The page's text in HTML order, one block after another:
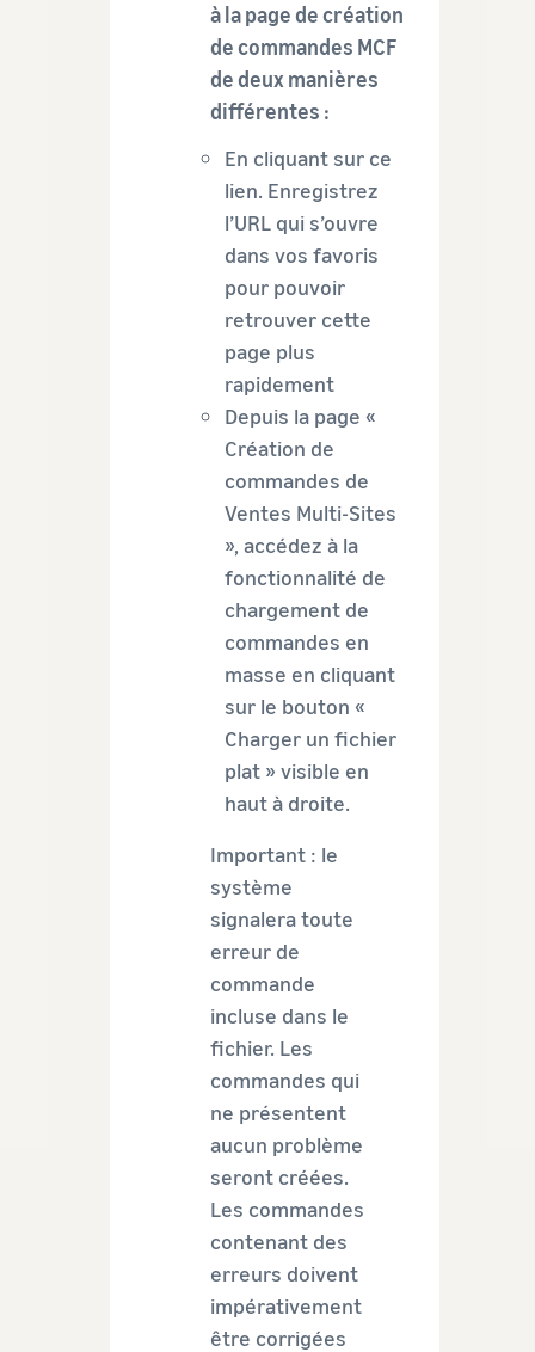
à la page de création
de commandes MCF
de deux manières
différentes :
En cliquant sur ce
lien. Enregistrez
l’URL qui s’ouvre
dans vos favoris
pour pouvoir
retrouver cette
page plus
rapidement
Depuis la page «
Création de
commandes de
Ventes Multi-Sites
», accédez à la
fonctionnalité de
chargement de
commandes en
masse en cliquant
sur le bouton «
Charger un fichier
plat » visible en
haut à droite.
Important : le
système
signalera toute
erreur de
commande
incluse dans le
fichier. Les
commandes qui
ne présentent
aucun problème
seront créées.
Les commandes
contenant des
erreurs doivent
impérativement
être corrigées